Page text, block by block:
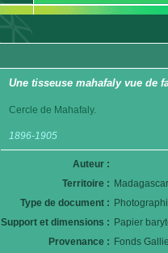
Une tisseuse mahafaly vue de
Cercle de Mahafaly.
1896-1905
Auteur :
Territoire :
Type de document :
Support et dimensions : Papier
Provenance : Fonds